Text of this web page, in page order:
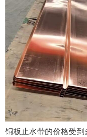
铜板止水带的价格受到